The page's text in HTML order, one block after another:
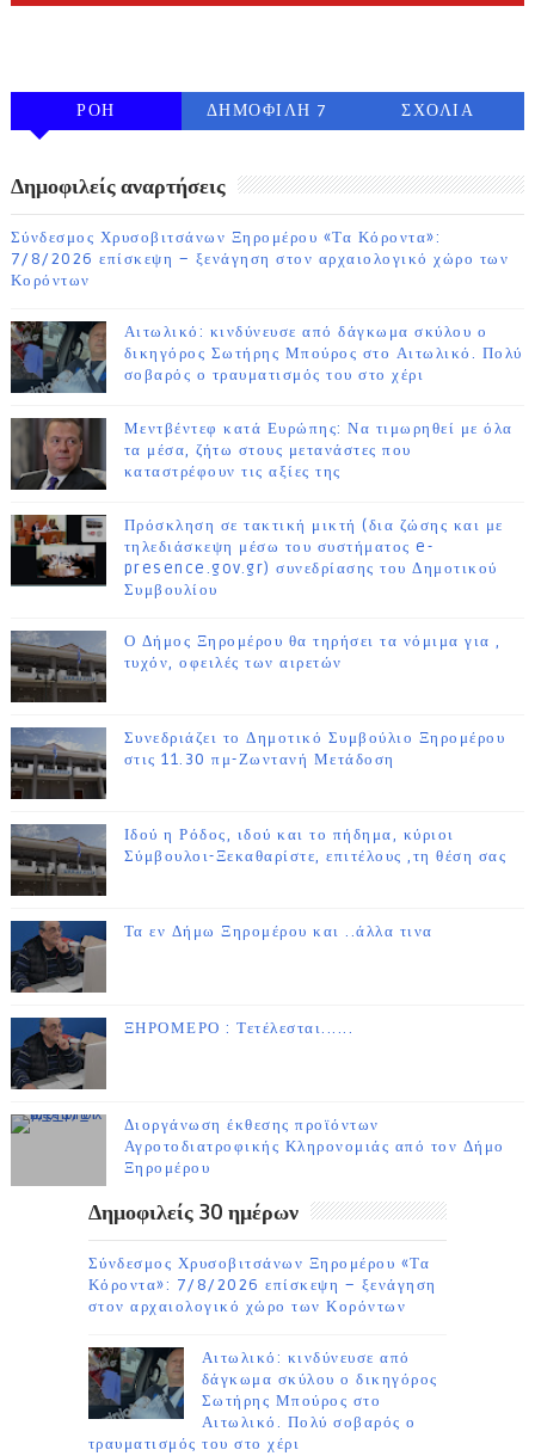
ΡΟΗ
ΔΗΜΟΦΙΛΗ 7
ΣΧΟΛΙΑ
Δημοφιλείς αναρτήσεις
Σύνδεσμος Χρυσοβιτσάνων Ξηρομέρου «Τα Κόροντα»:
7/8/2026 επίσκεψη – ξενάγηση στον αρχαιολογικό χώρο των
Κορόντων
Αιτωλικό: κινδύνευσε από δάγκωμα σκύλου ο
δικηγόρος Σωτήρης Μπούρος στο Αιτωλικό. Πολύ
σοβαρός ο τραυματισμός του στο χέρι
Μεντβέντεφ κατά Ευρώπης: Να τιμωρηθεί με όλα
τα μέσα, ζήτω στους μετανάστες που
καταστρέφουν τις αξίες της
Πρόσκληση σε τακτική μικτή (δια ζώσης και με
τηλεδιάσκεψη μέσω του συστήματος e-
presence.gov.gr) συνεδρίασης του Δημοτικού
Συμβουλίου
Ο Δήμος Ξηρομέρου θα τηρήσει τα νόμιμα για ,
τυχόν, οφειλές των αιρετών
Συνεδριάζει το Δημοτικό Συμβούλιο Ξηρομέρου
στις 11.30 πμ-Ζωντανή Μετάδοση
Ιδού η Ρόδος, ιδού και το πήδημα, κύριοι
Σύμβουλοι-Ξεκαθαρίστε, επιτέλους ,τη θέση σας
Τα εν Δήμω Ξηρομέρου και ..άλλα τινα
ΞΗΡΟΜΕΡΟ : Τετέλεσται......
Διοργάνωση έκθεσης προϊόντων
Αγροτοδιατροφικής Κληρονομιάς από τον Δήμο
Ξηρομέρου
Δημοφιλείς 30 ημέρων
Σύνδεσμος Χρυσοβιτσάνων Ξηρομέρου «Τα
Κόροντα»: 7/8/2026 επίσκεψη – ξενάγηση
στον αρχαιολογικό χώρο των Κορόντων
Αιτωλικό: κινδύνευσε από
δάγκωμα σκύλου ο δικηγόρος
Σωτήρης Μπούρος στο
Αιτωλικό. Πολύ σοβαρός ο
τραυματισμός του στο χέρι